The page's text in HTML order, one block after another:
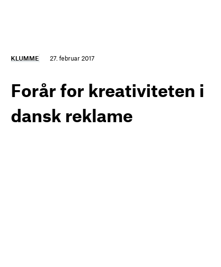
KLUMME 27. februar 2017
Forår for kreativiteten i
dansk reklame